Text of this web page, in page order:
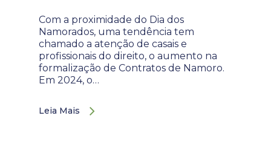
Com a proximidade do Dia dos
Namorados, uma tendência tem
chamado a atenção de casais e
profissionais do direito, o aumento na
formalização de Contratos de Namoro.
Em 2024, o…
Leia Mais